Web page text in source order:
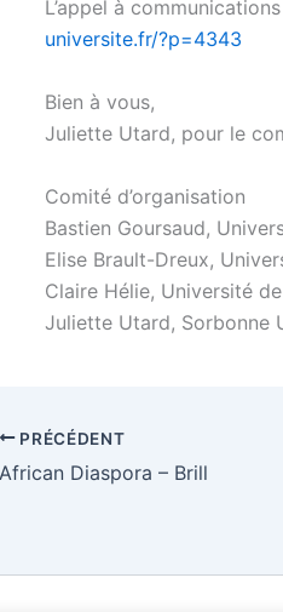
L’appel à
universite.fr/?p=4343
Bien à vous,
Juliette Utard, pour le
Comité d’organisation
Bastien Goursaud,
Elise Brault-Dreux,
Claire Hélie, Université
Juliette Utard, Sorbonne
PRÉCÉDENT
African Diaspora – Brill